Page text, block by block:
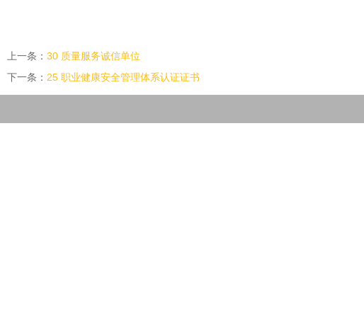
上一条： 30 质量服务诚信单位
下一条： 25 职业健康安全管理体系认证证书